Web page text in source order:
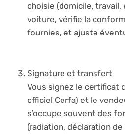
choisie (domicile, travail,
voiture, vérifie la
fournies, et ajuste
Signature et transfert
Vous signez le certificat
officiel Cerfa) et le
s’occupe souvent des
(radiation, déclaration